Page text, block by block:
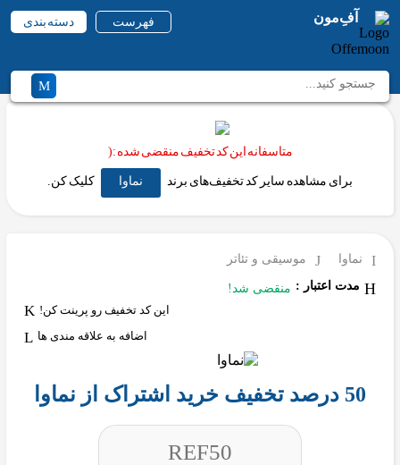
آفِ‌مون فهرست دسته بندی
متاسفانه این کد تخفیف منقضی شده :(
برای مشاهده سایر کد تخفیف‌های برند نماوا کلیک کن.
نماوا
موسیقی و تئاتر
مدت اعتبار : منقضی شد!
این کد تخفیف رو پرینت کن!
اضافه به علاقه مندی ها
50 درصد تخفیف خرید اشتراک از نماوا
REF50